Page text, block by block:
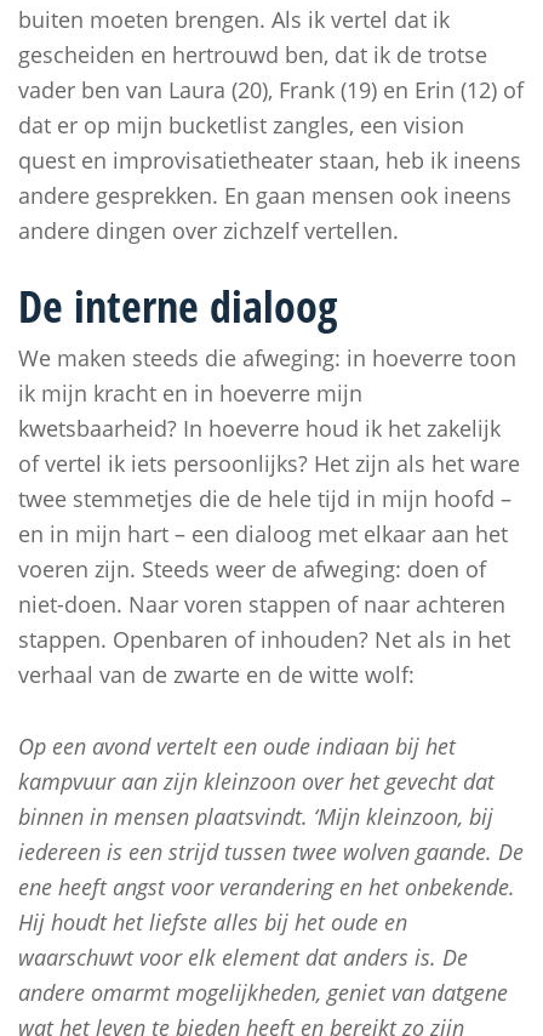
buiten moeten brengen. Als ik vertel dat ik
gescheiden en hertrouwd ben, dat ik de trotse
vader ben van Laura (20), Frank (19) en Erin (12) of
dat er op mijn bucketlist zangles, een vision
quest en improvisatietheater staan, heb ik ineens
andere gesprekken. En gaan mensen ook ineens
andere dingen over zichzelf vertellen.
De interne dialoog
We maken steeds die afweging: in hoeverre toon
ik mijn kracht en in hoeverre mijn
kwetsbaarheid? In hoeverre houd ik het zakelijk
of vertel ik iets persoonlijks? Het zijn als het ware
twee stemmetjes die de hele tijd in mijn hoofd –
en in mijn hart – een dialoog met elkaar aan het
voeren zijn. Steeds weer de afweging: doen of
niet-doen. Naar voren stappen of naar achteren
stappen. Openbaren of inhouden? Net als in het
verhaal van de zwarte en de witte wolf:
Op een avond vertelt een oude indiaan bij het
kampvuur aan zijn kleinzoon over het gevecht dat
binnen in mensen plaatsvindt. ‘Mijn kleinzoon, bij
iedereen is een strijd tussen twee wolven gaande. De
ene heeft angst voor verandering en het onbekende.
Hij houdt het liefste alles bij het oude en
waarschuwt voor elk element dat anders is. De
andere omarmt mogelijkheden, geniet van datgene
wat het leven te bieden heeft en bereikt zo zijn